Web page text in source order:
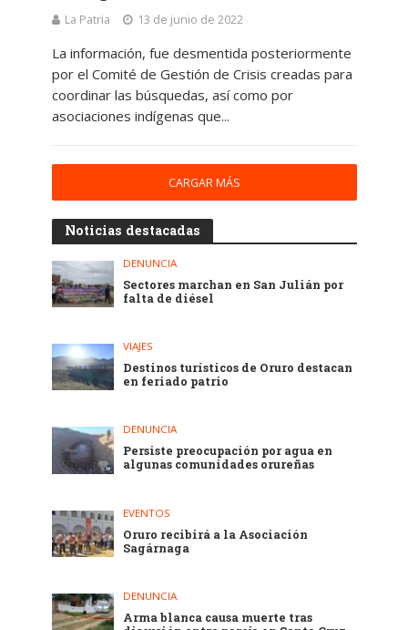
La Patria 13 de junio de 2022
La información, fue desmentida posteriormente
por el Comité de Gestión de Crisis creadas para
coordinar las búsquedas, así como por
asociaciones indígenas que...
CARGAR MÁS
Noticias destacadas
DENUNCIA
Sectores marchan en San Julián por
falta de diésel
VIAJES
Destinos turísticos de Oruro destacan
en feriado patrio
DENUNCIA
Persiste preocupación por agua en
algunas comunidades orureñas
EVENTOS
Oruro recibirá a la Asociación
Sagárnaga
DENUNCIA
Arma blanca causa muerte tras